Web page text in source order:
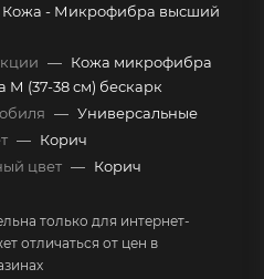
Кожа - Микрофибра высший
— Кожа микрофибра
М (37-38 см) бескарк
— Универсальные
— Корич
цвет — Корич
только для интернет-
отличаться от цен в